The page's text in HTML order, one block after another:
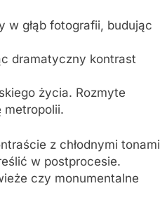
w głąb fotografii, budując
dramatyczny kontrast
życia. Rozmyte
metropolii.
z chłodnymi tonami
w postprocesie.
czy monumentalne